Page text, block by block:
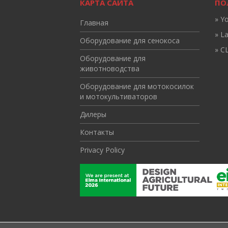
КАРТА САЙТА
Главная
Оборудование для сенокоса
Оборудование для
животноводства
Оборудование для мотокосилок
и мотокультиваторов
Дилеры
Контакты
Privacy Policy
»
»
»